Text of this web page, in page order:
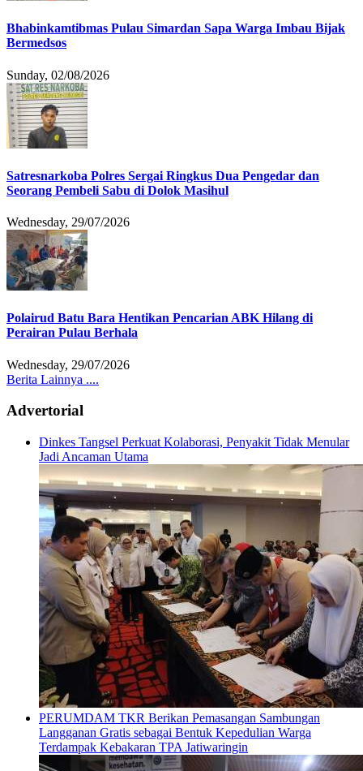
Bhabinkamtibmas Pulau Simardan Sapa Warga Imbau Bijak
Bermedsos
Sunday, 02/08/2026
Satresnarkoba Polres Sergai Ringkus Dua Pengedar dan
Seorang Pembeli Sabu di Dolok Masihul
Wednesday, 29/07/2026
Polairud Batu Bara Hentikan Pencarian ABK Hilang di
Perairan Pulau Berhala
Wednesday, 29/07/2026
Berita Lainnya ....
Advertorial
Dinkes Tangsel Perkuat Kolaborasi, Penyakit Tidak Menular
Jadi Ancaman Utama
PERUMDAM TKR Berikan Pemasangan Sambungan
Langganan Gratis sebagai Bentuk Kepedulian Warga
Terdampak Kebakaran TPA Jatiwaringin